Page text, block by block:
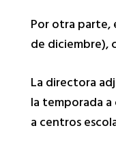
Por otra parte,
de diciembre),
La directora
la temporada
a centros